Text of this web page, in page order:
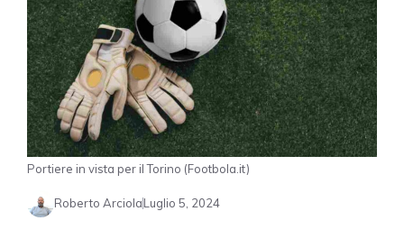
Portiere in vista per il Torino (Footbola.it)
Roberto ArciolaLuglio 5, 2024